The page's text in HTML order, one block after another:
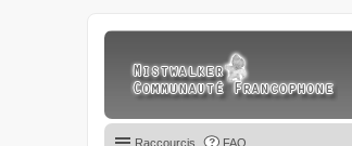
Raccourcis FAQ